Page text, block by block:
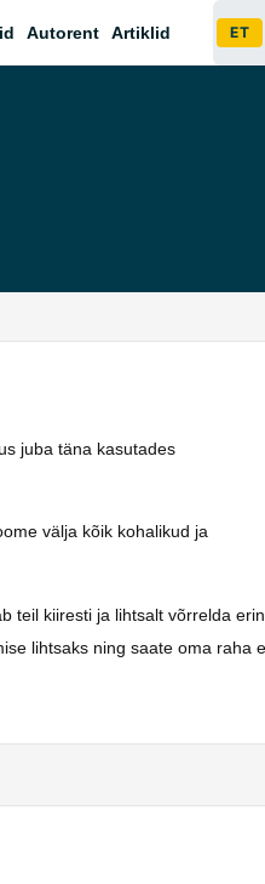
Autorent Artiklid ET
juba täna kasutades
välja kõik kohalikud ja
teil kiiresti ja lihtsalt võrrelda
lihtsaks ning saate oma raha